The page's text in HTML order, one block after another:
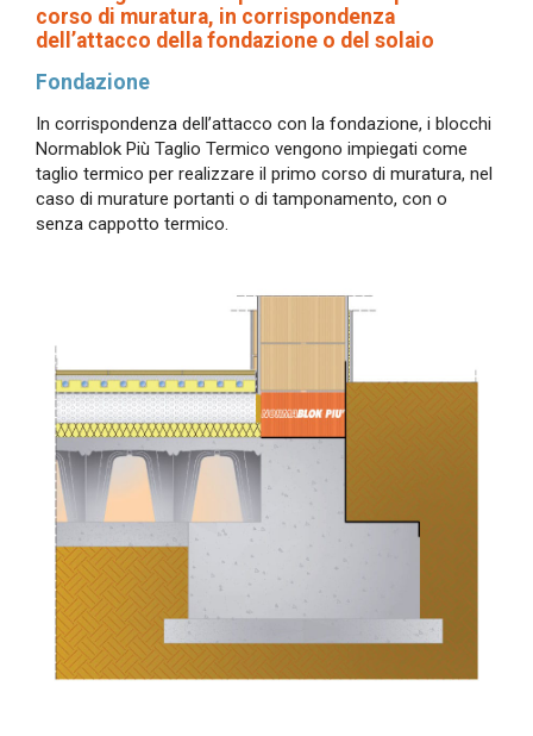
corso di muratura, in corrispondenza
dell’attacco della fondazione o del solaio
Fondazione
In corrispondenza dell’attacco con la fondazione, i blocchi
Normablok Più Taglio Termico vengono impiegati come
taglio termico per realizzare il primo corso di muratura, nel
caso di murature portanti o di tamponamento, con o
senza cappotto termico.